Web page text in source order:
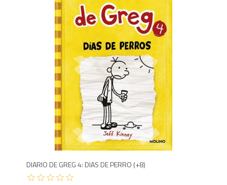
DIARIO DE GREG 4: DIAS DE PERRO (+8)